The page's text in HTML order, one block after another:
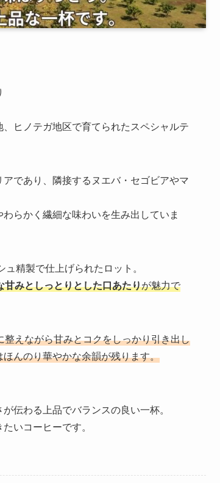
ヒノテガ地区で育てられたスペシャルテ
であり、隣接するヌエバ・セゴビアやマ
らかく繊細な味わいを生み出していま
ュ精製で仕上げられたロット。
甘みとしっとりとした口あたりが魅力で
えながら甘みとコクをしっかり引き出し
んのり華やかな余韻が残ります。
伝わる上品でバランスの良い一杯。
いコーヒーです。